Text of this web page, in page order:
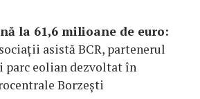
la 61,6 milioane de euro:
asistă BCR, partenerul
parc eolian dezvoltat în
Borzești